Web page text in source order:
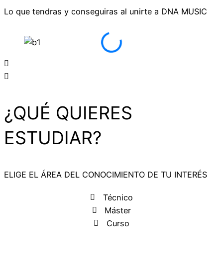
Lo que tendras y conseguiras al unirte a DNA MUSIC
¿QUÉ QUIERES
ESTUDIAR?
ELIGE EL ÁREA DEL CONOCIMIENTO DE TU INTERÉS
Técnico
Máster
Curso